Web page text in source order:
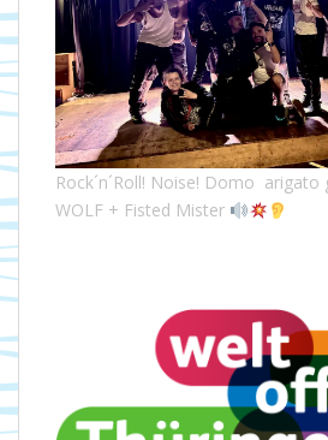
Rock´n´Roll! Noise! Domo arigato
WOLF + Fisted Mister